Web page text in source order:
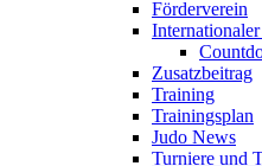
Förderverein
Zusatzbeitrag
Training
Trainingsplan
Judo News
Turniere und